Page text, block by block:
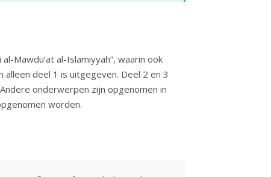
Mawdu‘at al-Islamiyyah”, waarin ook
deel 1 is uitgegeven. Deel 2 en 3
onderwerpen zijn opgenomen in
worden.